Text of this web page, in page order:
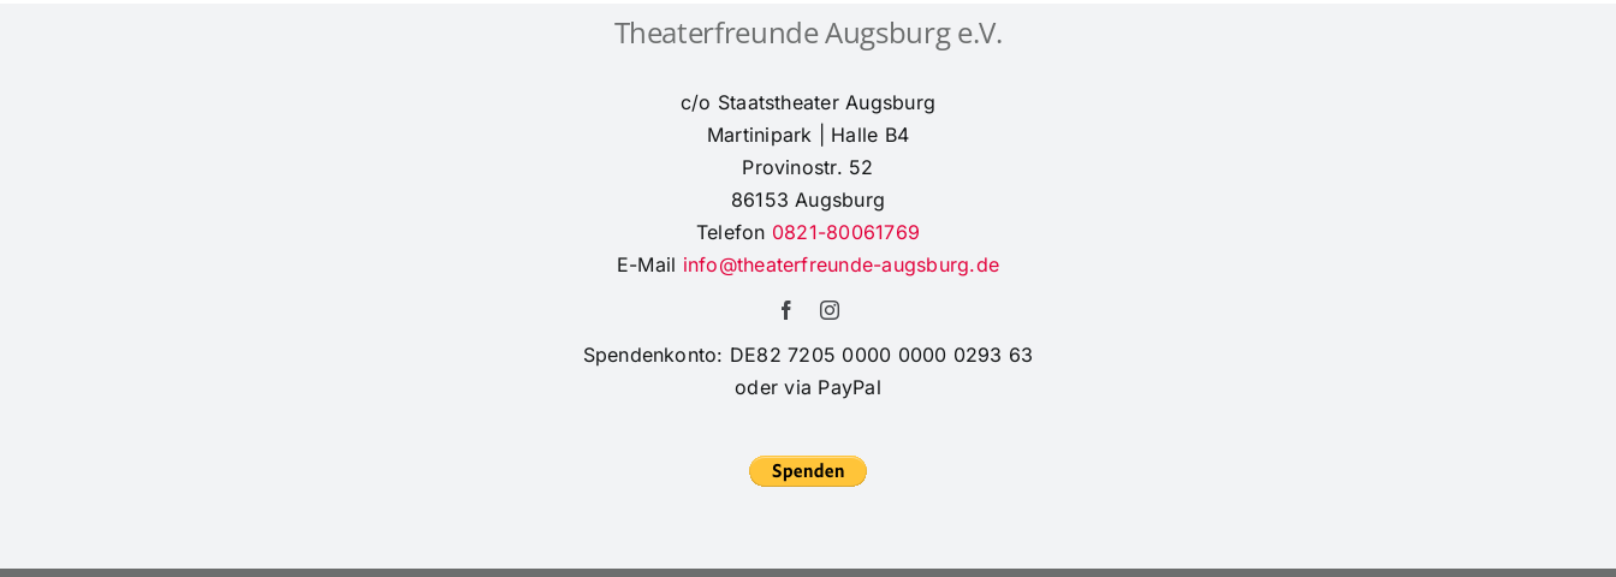
Theaterfreunde Augsburg e.V.
c/o Staatstheater Augsburg
Martinipark | Halle B4
Provinostr. 52
86153 Augsburg
Telefon 0821-80061769
E-Mail info@theaterfreunde-augsburg.de
Spendenkonto: DE82 7205 0000 0000 0293 63
oder via PayPal